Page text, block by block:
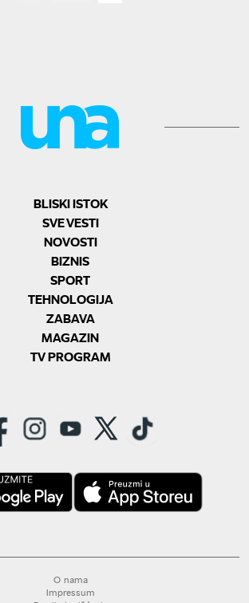
BLISKI ISTOK
SVE VESTI
NOVOSTI
BIZNIS
SPORT
TEHNOLOGIJA
ZABAVA
MAGAZIN
TV PROGRAM
O nama
Impressum